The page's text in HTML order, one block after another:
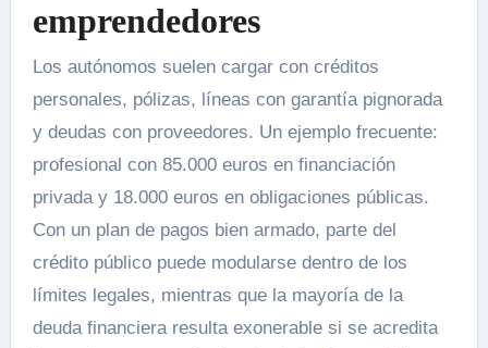
emprendedores
Los autónomos suelen cargar con créditos
personales, pólizas, líneas con garantía pignorada
y deudas con proveedores. Un ejemplo frecuente:
profesional con 85.000 euros en financiación
privada y 18.000 euros en obligaciones públicas.
Con un plan de pagos bien armado, parte del
crédito público puede modularse dentro de los
límites legales, mientras que la mayoría de la
deuda financiera resulta exonerable si se acredita